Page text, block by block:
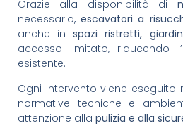
Grazie alla disponibilità di
necessario,escavatori a
anche inspazi ristretti,
accesso limitato, riducendo
esistente.
Ogni intervento viene eseguito
normative tecniche e
attenzione alla pulizia e alla